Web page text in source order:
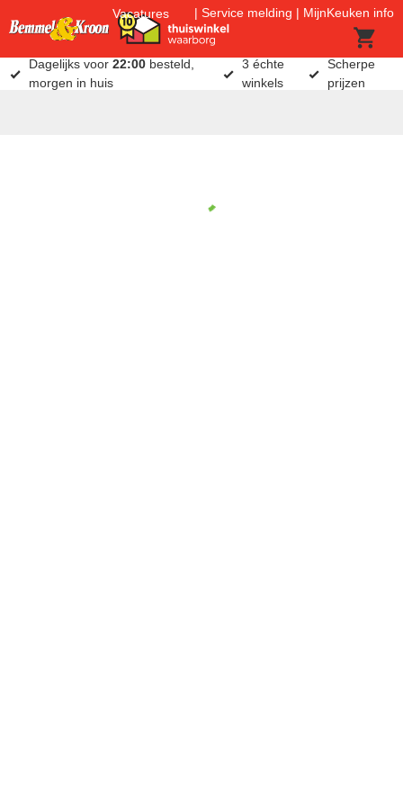
Vacatures Service melding MijnKeuken info
Dagelijks voor22:00 besteld,
morgen in huis
3 échte
winkels
Scherpe
prijzen